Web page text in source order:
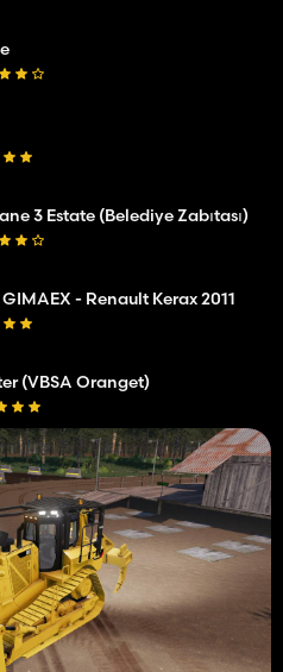
3 Estate (Belediye Zabıtası)
- Renault Kerax 2011
(VBSA Oranget)